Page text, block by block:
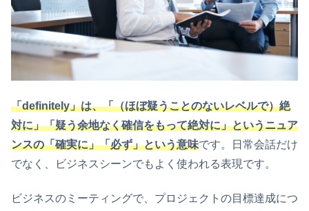
「definitely」は、「（ほぼ疑うことのないレベルで）絶
対に」「疑う余地なく確信をもって絶対に」というニュア
ンスの「確実に」「必ず」という意味です。日常会話だけ
でなく、ビジネスシーンでもよく使われる表現です。
ビジネスのミーティングで、プロジェクトの目標達成につ